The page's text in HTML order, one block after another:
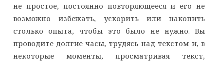
не простое, постоянно повторяющееся и его не
возможно избежать, ускорить или накопить
столько опыта, чтобы это было не нужно. Вы
проводите долгие часы, трудясь над текстом и, в
некоторые моменты, просматривая текст,